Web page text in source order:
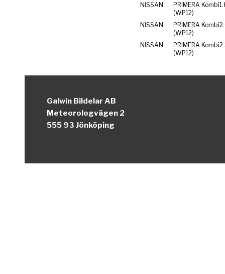
NISSAN
PRIMERA Kombi
(WP12)
NISSAN
PRIMERA Kombi
(WP12)
NISSAN
PRIMERA Kombi
(WP12)
Galwin Bildelar AB
Meteorologvägen 2
555 93 Jönköping